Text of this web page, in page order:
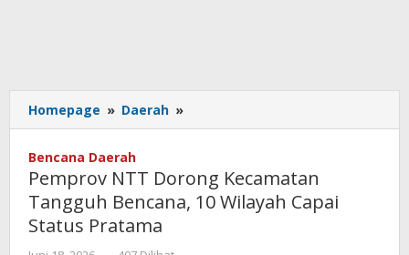
Homepage » Daerah »
NTT
Tangguh
Bencana,
Bencana Daerah
Pemprov NTT Dorong Kecamatan
Tangguh Bencana, 10 Wilayah Capai
Status Pratama